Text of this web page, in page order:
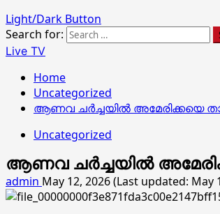
Light/Dark Button
Search for:
Live TV
Home
Uncategorized
ആണവ ചർച്ചയിൽ അമേരിക്കയെ
Uncategorized
ആണവ ചർച്ചയിൽ
admin May 12, 2026 (Last updated: May